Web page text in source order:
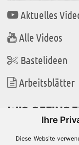
Ihre
Diese Website
Aktuelles
Alle Videos
Bastelideen
Arbeitsblätter
WIR